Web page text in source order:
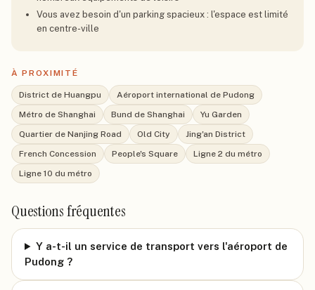
Vous avez besoin d'un parking spacieux : l'espace est limité
en centre-ville
À PROXIMITÉ
District de Huangpu
Aéroport international de Pudong
Métro de Shanghai
Bund de Shanghai
Yu Garden
Quartier de Nanjing Road
Old City
Jing'an District
French Concession
People's Square
Ligne 2 du métro
Ligne 10 du métro
Questions fréquentes
Y a-t-il un service de transport vers l'aéroport de
Pudong ?